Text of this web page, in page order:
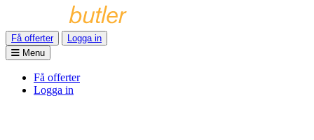
Få offerter
Logga in
Menu
Få offerter
Logga in